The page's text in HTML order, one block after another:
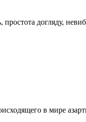
простота догляду,
в мире